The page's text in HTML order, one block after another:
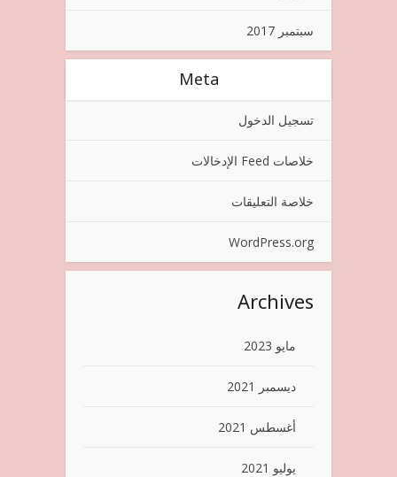
سبتمبر 2017
Meta
تسجيل الدخول
خلاصات Feed الإدخالات
خلاصة التعليقات
WordPress.org
Archives
مايو 2023
ديسمبر 2021
أغسطس 2021
يوليو 2021